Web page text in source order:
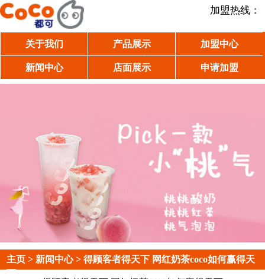
加盟热线：
关于我们 产品展示 加盟中心
新闻中心 店面展示 申请加盟
主页 > 新闻中心> 得顾客者得天下 网红奶茶coco如何赢得天